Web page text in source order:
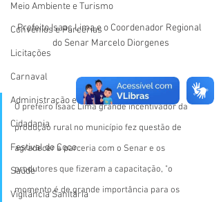
Meio Ambiente e Turismo
Convênios e Parcerias
Licitações
Carnaval
Administração e Planejamento
Cidadania
Festival do Coco
Saúde
Vigilãncia Sanitária
Prefeito Isaac Lima e o Coordenador Regional
do Senar Marcelo Diorgenes
O prefeiro Isaac Lima grande incentivador da
produção rural no município fez questão de
agradecer a parceria com o Senar e os
produtores que fizeram a capacitação, "o
momento é de grande importância para os